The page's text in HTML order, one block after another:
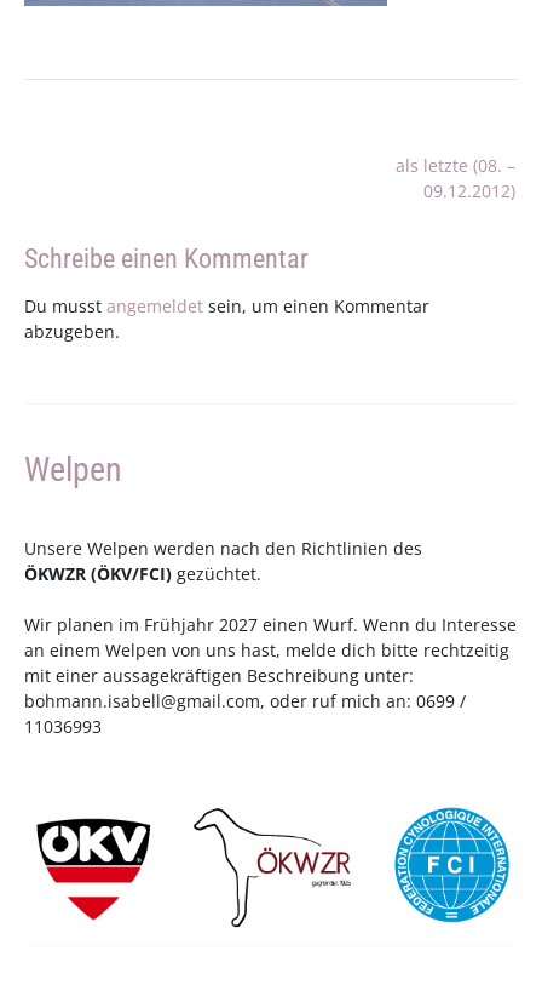
als letzte (08. –
09.12.2012)
Schreibe einen Kommentar
Du musst angemeldet sein, um einen Kommentar
abzugeben.
Welpen
Unsere Welpen werden nach den Richtlinien des
ÖKWZR (ÖKV/FCI) gezüchtet.
Wir planen im Frühjahr 2027 einen Wurf. Wenn du Interesse
an einem Welpen von uns hast, melde dich bitte rechtzeitig
mit einer aussagekräftigen Beschreibung unter:
bohmann.isabell@gmail.com, oder ruf mich an: 0699 /
11036993